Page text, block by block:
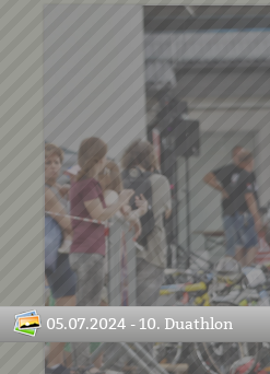
05.07.2024 - 10. Duathlon